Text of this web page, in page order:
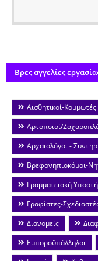
Βρες αγγελίες
Αισθητικοί-Κομμωτές
Αρτοποιοί/
Αρχαιολόγοι -
Βρεφονηπιοκόμοι-
Γραμματειακή
Γραφίστες-
Διανομείς
Εμποροΰπάλληλοι